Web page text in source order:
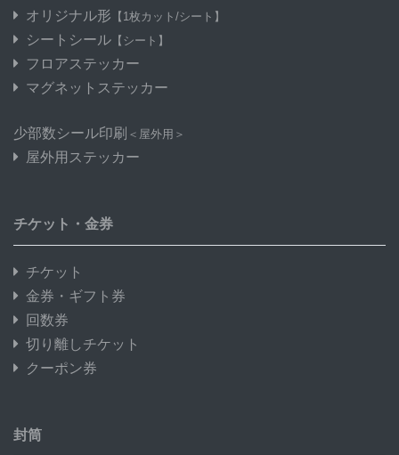
オリジナル形 【1枚カット/シート】
シートシール 【シート】
フロアステッカー
マグネットステッカー
少部数シール印刷 ＜屋外用＞
屋外用ステッカー
チケット・金券
チケット
金券・ギフト券
回数券
切り離しチケット
クーポン券
封筒